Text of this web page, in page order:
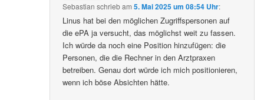
Sebastian schriebam5. Mai 2025 um 08:54 Uhr:
Linus hat bei den möglichen Zugriffspersonen auf
die ePA ja versucht, das möglichst weit zu fassen.
Ich würde da noch eine Position hinzufügen: die
Personen, die die Rechner in den Arztpraxen
betreiben. Genau dort würde ich mich positionieren,
wenn ich böse Absichten hätte.